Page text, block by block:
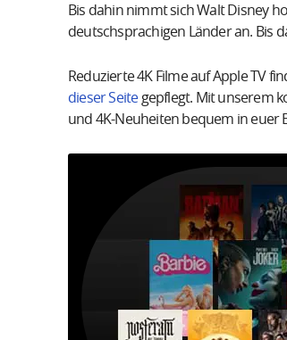
Bis dahin nimmt sich Walt Disney
deutschsprachigen Länder an. Bis
Reduzierte 4K Filme auf Apple TV
dieser Seitegepflegt. Mit unserem
und 4K-Neuheiten bequem in euer